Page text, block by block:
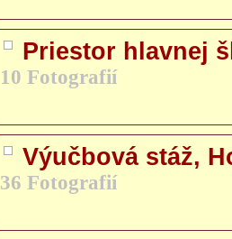
Priestor hlavnej
10 Fotografií
Výučbová stáž,
36 Fotografií